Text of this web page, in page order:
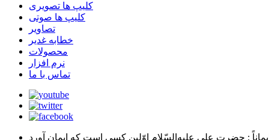
کلیپ ها تصویری
کلیپ ها صوتی
تصاویر
خطابه غدیر
محصولات
نرم افزار
تماس با ما